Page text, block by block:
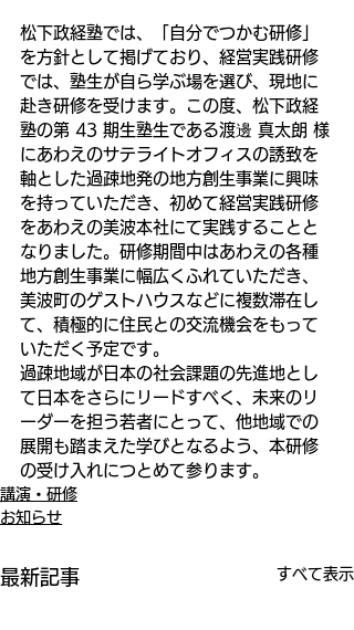
松下政経塾では、「自分でつかむ研修」
を方針として掲げており、経営実践研修
では、塾生が自ら学ぶ場を選び、現地に
赴き研修を受けます。この度、松下政経
塾の第 43 期生塾生である渡邊 真太朗 様
にあわえのサテライトオフィスの誘致を
軸とした過疎地発の地方創生事業に興味
を持っていただき、初めて経営実践研修
をあわえの美波本社にて実践することと
なりました。研修期間中はあわえの各種
地方創生事業に幅広くふれていただき、
美波町のゲストハウスなどに複数滞在し
て、積極的に住民との交流機会をもって
いただく予定です。
過疎地域が日本の社会課題の先進地とし
て日本をさらにリードすべく、未来のリ
ーダーを担う若者にとって、他地域での
展開も踏まえた学びとなるよう、本研修
の受け入れにつとめて参ります。
講演・研修
お知らせ
最新記事 すべて表示